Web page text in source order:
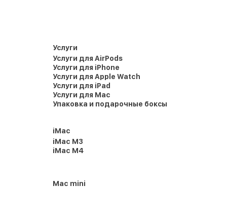
Услуги
Услуги для AirPods
Услуги для iPhone
Услуги для Apple Watch
Услуги для iPad
Услуги для Mac
Упаковка и подарочные боксы
iMac
iMac M3
iMac M4
Mac mini